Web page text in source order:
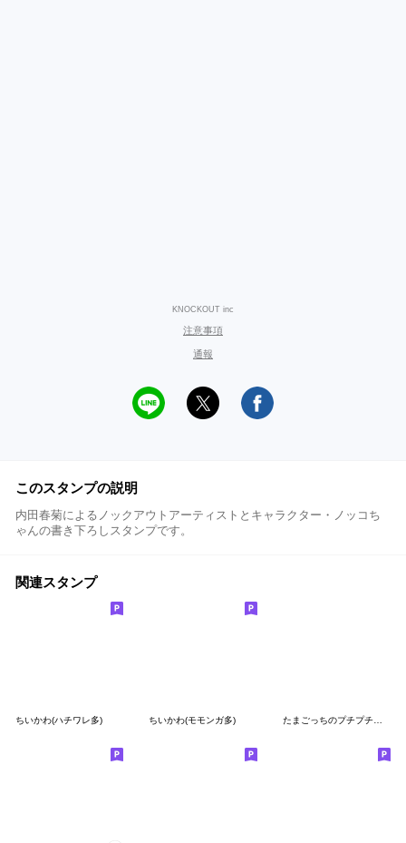
KNOCKOUT inc
注意事項
通報
このスタンプの説明
内田春菊によるノックアウトアーティストとキャラクター・ノッコち
ゃんの書き下ろしスタンプです。
関連スタンプ
ちいかわ(ハチワレ多) ちいかわ(モモンガ多) たまごっちのプチプチおみせっち